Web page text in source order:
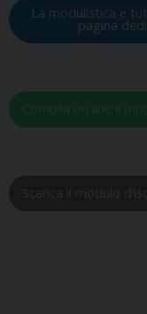
La modulistica e
pagina
Compila on line il